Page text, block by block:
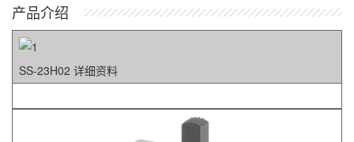
产品介绍
SS-23H02 详细资料